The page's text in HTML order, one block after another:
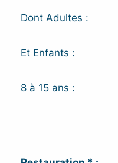
Dont Adultes :
Et Enfants :
8 à 15 ans :